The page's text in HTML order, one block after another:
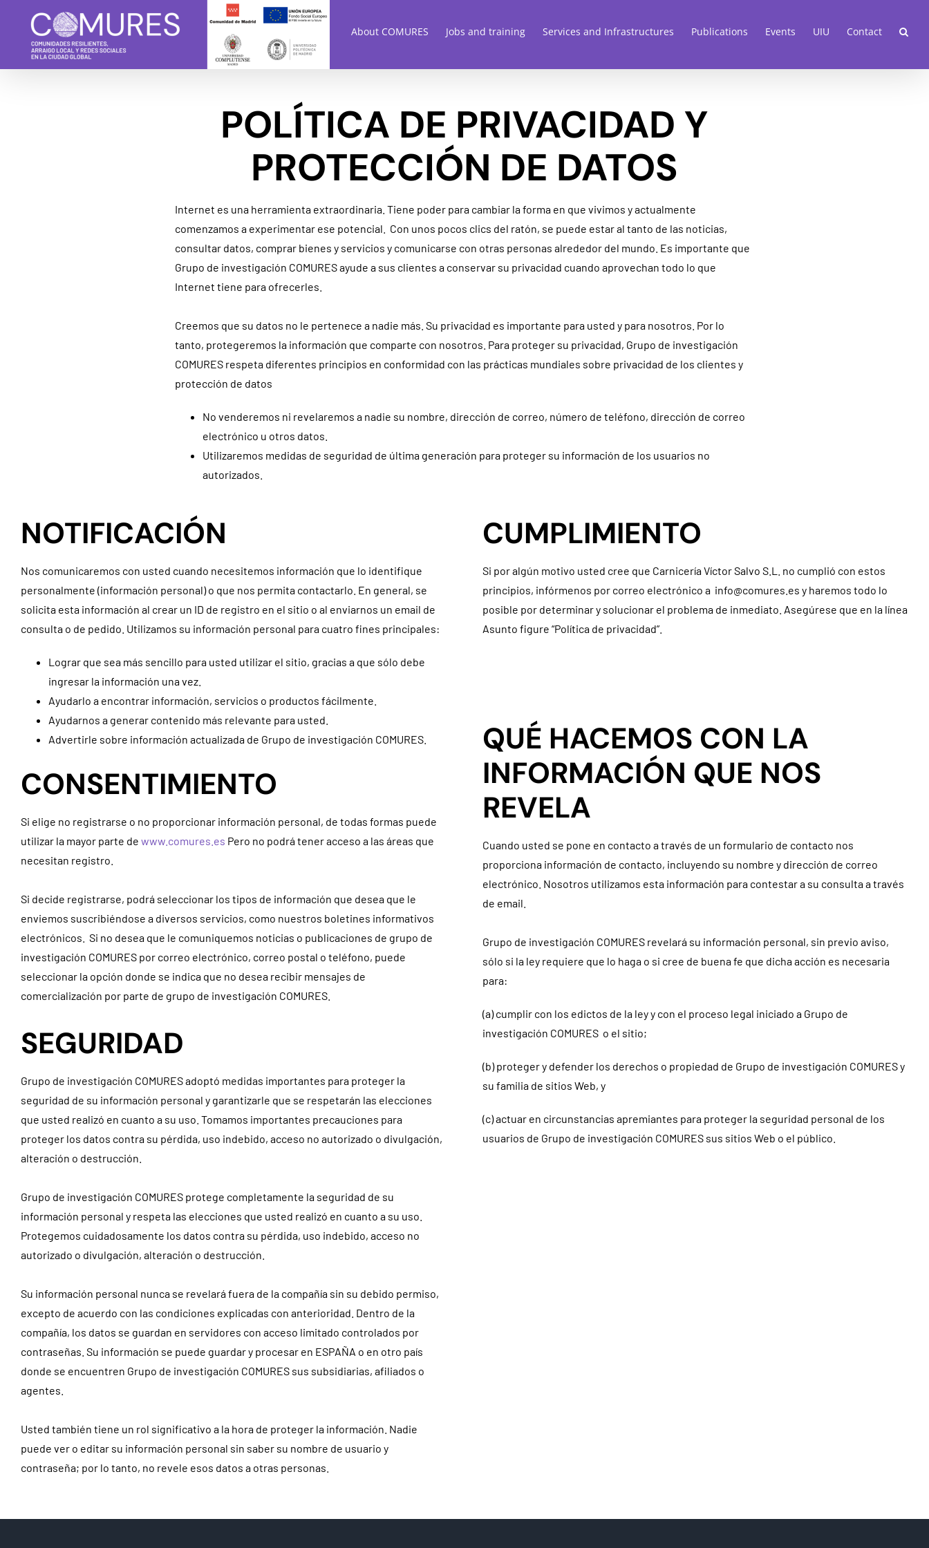
content
About COMURES Jobs and training Services and Infrastructures Publications Events UIU Contact
POLÍTICA DE PRIVACIDAD Y
PROTECCIÓN DE DATOS
Internet es una herramienta extraordinaria. Tiene poder para cambiar la forma en que vivimos y actualmente
comenzamos a experimentar ese potencial. Con unos pocos clics del ratón, se puede estar al tanto de las noticias,
consultar datos, comprar bienes y servicios y comunicarse con otras personas alrededor del mundo. Es importante que
Grupo de investigación COMURES ayude a sus clientes a conservar su privacidad cuando aprovechan todo lo que
Internet tiene para ofrecerles.
Creemos que su datos no le pertenece a nadie más. Su privacidad es importante para usted y para nosotros. Por lo
tanto, protegeremos la información que comparte con nosotros. Para proteger su privacidad, Grupo de investigación
COMURES respeta diferentes principios en conformidad con las prácticas mundiales sobre privacidad de los clientes y
protección de datos
No venderemos ni revelaremos a nadie su nombre, dirección de correo, número de teléfono, dirección de correo
electrónico u otros datos.
Utilizaremos medidas de seguridad de última generación para proteger su información de los usuarios no
autorizados.
NOTIFICACIÓN
Nos comunicaremos con usted cuando necesitemos información que lo identifique
personalmente (información personal) o que nos permita contactarlo. En general, se
solicita esta información al crear un ID de registro en el sitio o al enviarnos un email de
consulta o de pedido. Utilizamos su información personal para cuatro fines principales:
Lograr que sea más sencillo para usted utilizar el sitio, gracias a que sólo debe
ingresar la información una vez.
Ayudarlo a encontrar información, servicios o productos fácilmente.
Ayudarnos a generar contenido más relevante para usted.
Advertirle sobre información actualizada de Grupo de investigación COMURES.
CONSENTIMIENTO
Si elige no registrarse o no proporcionar información personal, de todas formas puede
utilizar la mayor parte de www.comures.es Pero no podrá tener acceso a las áreas que
necesitan registro.
Si decide registrarse, podrá seleccionar los tipos de información que desea que le
enviemos suscribiéndose a diversos servicios, como nuestros boletines informativos
electrónicos. Si no desea que le comuniquemos noticias o publicaciones de grupo de
investigación COMURES por correo electrónico, correo postal o teléfono, puede
seleccionar la opción donde se indica que no desea recibir mensajes de
comercialización por parte de grupo de investigación COMURES.
SEGURIDAD
Grupo de investigación COMURES adoptó medidas importantes para proteger la
seguridad de su información personal y garantizarle que se respetarán las elecciones
que usted realizó en cuanto a su uso. Tomamos importantes precauciones para
proteger los datos contra su pérdida, uso indebido, acceso no autorizado o divulgación,
alteración o destrucción.
Grupo de investigación COMURES protege completamente la seguridad de su
información personal y respeta las elecciones que usted realizó en cuanto a su uso.
Protegemos cuidadosamente los datos contra su pérdida, uso indebido, acceso no
autorizado o divulgación, alteración o destrucción.
Su información personal nunca se revelará fuera de la compañía sin su debido permiso,
excepto de acuerdo con las condiciones explicadas con anterioridad. Dentro de la
compañía, los datos se guardan en servidores con acceso limitado controlados por
contraseñas. Su información se puede guardar y procesar en ESPAÑA o en otro país
donde se encuentren Grupo de investigación COMURES sus subsidiarias, afiliados o
agentes.
Usted también tiene un rol significativo a la hora de proteger la información. Nadie
puede ver o editar su información personal sin saber su nombre de usuario y
contraseña; por lo tanto, no revele esos datos a otras personas.
CUMPLIMIENTO
Si por algún motivo usted cree que Carnicería Víctor Salvo S.L. no cumplió con estos
principios, infórmenos por correo electrónico a info@comures.es y haremos todo lo
posible por determinar y solucionar el problema de inmediato. Asegúrese que en la línea
Asunto figure “Política de privacidad”.
QUÉ HACEMOS CON LA
INFORMACIÓN QUE NOS
REVELA
Cuando usted se pone en contacto a través de un formulario de contacto nos
proporciona información de contacto, incluyendo su nombre y dirección de correo
electrónico. Nosotros utilizamos esta información para contestar a su consulta a través
de email.
Grupo de investigación COMURES revelará su información personal, sin previo aviso,
sólo si la ley requiere que lo haga o si cree de buena fe que dicha acción es necesaria
para:
(a) cumplir con los edictos de la ley y con el proceso legal iniciado a Grupo de
investigación COMURES o el sitio;
(b) proteger y defender los derechos o propiedad de Grupo de investigación COMURES y
su familia de sitios Web, y
(c) actuar en circunstancias apremiantes para proteger la seguridad personal de los
usuarios de Grupo de investigación COMURES sus sitios Web o el público.